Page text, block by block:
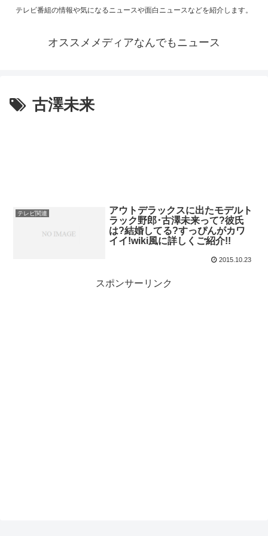
テレビ番組の情報や気になるニュースや面白ニュースなどを紹介します。
オススメメディアなんでもニュース
古澤未来
テレビ関連
アウトデラックスに出たモデルト
ラック野郎･古澤未来って?彼氏
は?結婚してる?すっぴんがカワ
イイ!wiki風に詳しくご紹介!!
2015.10.23
スポンサーリンク